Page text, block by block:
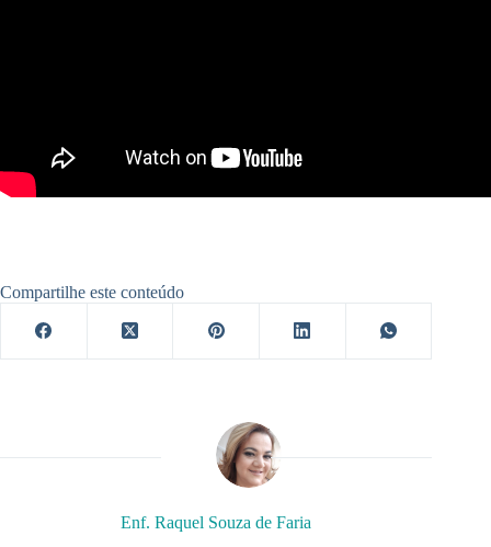
Compartilhe este conteúdo
Enf. Raquel Souza de Faria